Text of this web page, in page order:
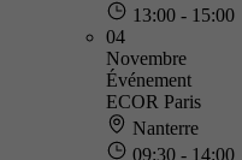
13:00 - 15:00
04
Novembre
Événement
ECOR Paris
Nanterre
09:30 - 14:00